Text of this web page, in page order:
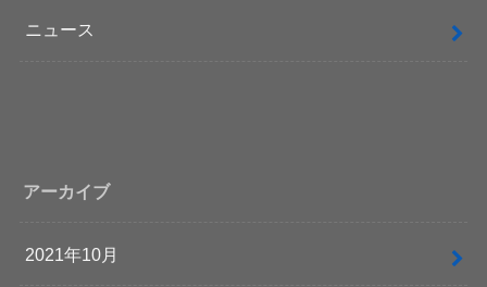
ニュース
アーカイブ
2021年10月